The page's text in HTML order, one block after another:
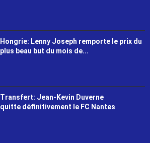
Hongrie: Lenny Joseph remporte le prix du
plus beau but du mois de...
Transfert: Jean-Kevin Duverne
quitte définitivement le FC Nantes